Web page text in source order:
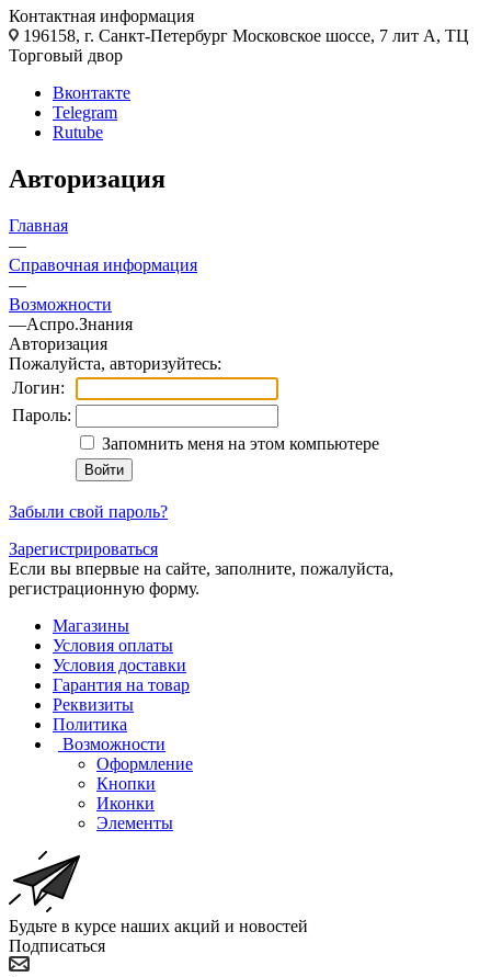
Контактная информация
196158, г. Санкт-Петербург Московское шоссе, 7 лит А, ТЦ
Торговый двор
Вконтакте
Telegram
Rutube
Авторизация
Главная
—
Справочная информация
—
Возможности
—Аспро.Знания
Авторизация
Пожалуйста, авторизуйтесь:
Логин:
Пароль:
Запомнить меня на этом компьютере
Забыли свой пароль?
Зарегистрироваться
Если вы впервые на сайте, заполните, пожалуйста,
регистрационную форму.
Магазины
Условия оплаты
Условия доставки
Гарантия на товар
Реквизиты
Политика
Возможности
Оформление
Кнопки
Иконки
Элементы
Будьте в курсе наших акций и новостей
Подписаться